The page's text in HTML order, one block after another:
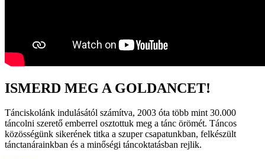
ISMERD MEG A GOLDANCET!
Tánciskolánk indulásától számítva, 2003 óta több mint 30.000
táncolni szerető emberrel osztottuk meg a tánc örömét. Táncos
közösségünk sikerének titka a szuper csapatunkban, felkészült
tánctanárainkban és a minőségi táncoktatásban rejlik.